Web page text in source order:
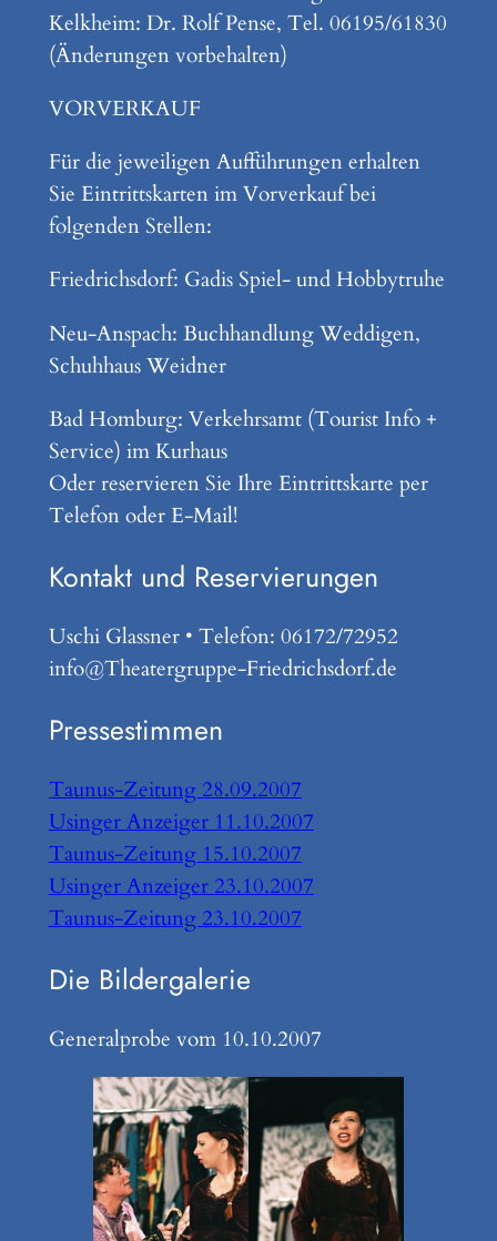
Kelkheim: Dr. Rolf Pense, Tel. 06195/61830
(Änderungen vorbehalten)
VORVERKAUF
Für die jeweiligen Aufführungen erhalten
Sie Eintrittskarten im Vorverkauf bei
folgenden Stellen:
Friedrichsdorf: Gadis Spiel- und Hobbytruhe
Neu-Anspach: Buchhandlung Weddigen,
Schuhhaus Weidner
Bad Homburg: Verkehrsamt (Tourist Info +
Service) im Kurhaus
Oder reservieren Sie Ihre Eintrittskarte per
Telefon oder E-Mail!
Kontakt und Reservierungen
Uschi Glassner • Telefon: 06172/72952
info@Theatergruppe-Friedrichsdorf.de
Pressestimmen
Taunus-Zeitung 28.09.2007
Usinger Anzeiger 11.10.2007
Taunus-Zeitung 15.10.2007
Usinger Anzeiger 23.10.2007
Taunus-Zeitung 23.10.2007
Die Bildergalerie
Generalprobe vom 10.10.2007